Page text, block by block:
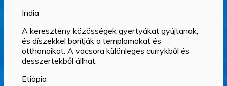
India
A keresztény közösségek gyertyákat gyújtanak,
és díszekkel borítják a templomokat és
otthonaikat. A vacsora különleges currykből és
desszertekből állhat.
Etiópia